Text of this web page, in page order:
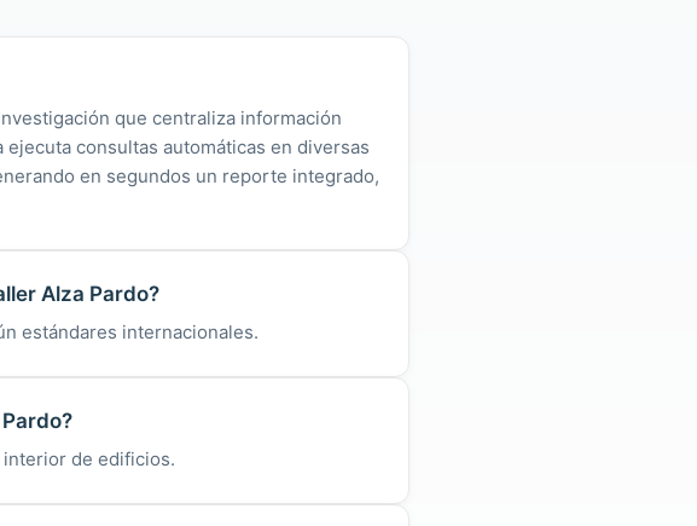
que centraliza información
consultas automáticas en diversas
en segundos un reporte integrado,
Alza Pardo?
estándares internacionales.
interior de edificios.